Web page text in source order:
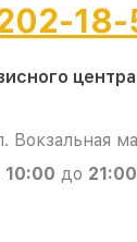
18-
центра
Вокзальная
10:00 до 21:00